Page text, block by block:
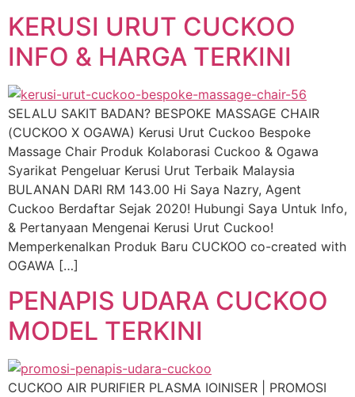
KERUSI URUT CUCKOO
INFO & HARGA TERKINI
SELALU SAKIT BADAN? BESPOKE MASSAGE CHAIR
(CUCKOO X OGAWA) Kerusi Urut Cuckoo Bespoke
Massage Chair Produk Kolaborasi Cuckoo & Ogawa
Syarikat Pengeluar Kerusi Urut Terbaik Malaysia
BULANAN DARI RM 143.00 Hi Saya Nazry, Agent
Cuckoo Berdaftar Sejak 2020! Hubungi Saya Untuk Info,
& Pertanyaan Mengenai Kerusi Urut Cuckoo!
Memperkenalkan Produk Baru CUCKOO co-created with
OGAWA […]
PENAPIS UDARA CUCKOO
MODEL TERKINI
CUCKOO AIR PURIFIER PLASMA IOINISER | PROMOSI